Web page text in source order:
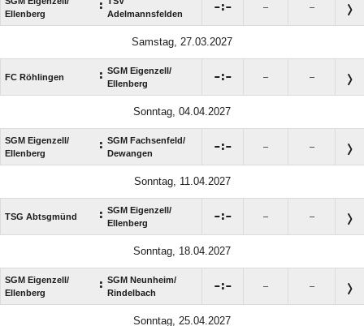
Ellenberg
:
Adelmannsfelden
: – –
Samstag, 27.03.2027
FC Röhlingen : SGM Eigenzell/​
Ellenberg
: – –
Sonntag, 04.04.2027
SGM Eigenzell/​
Ellenberg
: SGM Fachsenfeld/​
Dewangen
: – –
Sonntag, 11.04.2027
TSG Abtsgmünd : SGM Eigenzell/​
Ellenberg
: – –
Sonntag, 18.04.2027
SGM Eigenzell/​
Ellenberg
: SGM Neunheim/​
Rindelbach
: – –
Sonntag, 25.04.2027